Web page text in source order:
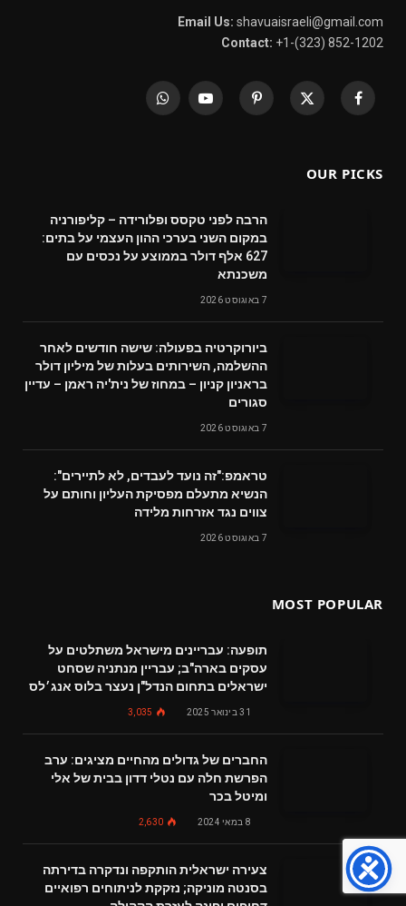
Email Us: shavuaisraeli@gmail.com
Contact: +1-(323) 852-1202
Facebook
X
Pinterest
YouTube
WhatsApp
OUR PICKS
הרבה לפני טקסס ופלורידה – קליפורניה
במקום השני בערכי ההון העצמי על בתים:
627 אלף דולר בממוצע על נכסים עם
משכנתא
7 באוגוסט 2026
ביורוקרטיה בפעולה: שישה חודשים לאחר
ההשלמה, השירותים בעלות של מיליון דולר
בראניון קניון – במחוז של נית'יה ראמן – עדיין
סגורים
7 באוגוסט 2026
טראמפ:"זה נועד לעבדים, לא לתיירים":
הנשיא מתעלם מפסיקת העליון וחותם על
צווים נגד אזרחות מלידה
7 באוגוסט 2026
MOST POPULAR
תופעה: עבריינים מישראל משתלטים על
עסקים בארה"ב; עבריין מנתניה שסחט
ישראלים בתחום הנדל"ן נעצר בלוס אנג׳לס
31 בינואר 2025 3,035
החברים של גדולים מהחיים מציגים: ערב
הפרשת חלה עם נטלי דדון בבית של אלי
ומיטל בכר
8 במאי 2024 2,630
צעירה ישראלית הותקפה ונדקרה בדירתה
בסנטה מוניקה; נזקקת לניתוחים רפואיים